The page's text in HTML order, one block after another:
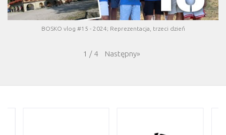
BOSKO vlog #15 - 2024; Reprezentacja, trzeci dzień
1 / 4 Następny»